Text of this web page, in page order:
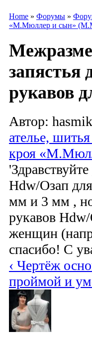
Home » Форумы »
«М.Мюллер и сын»
запястья
рукавов
Автор:
ателье,
кроя
Hdw/Озап
мм и 3 мм ,
рукавов
женщин
спасибо! С
‹ Чертёж
проймой и